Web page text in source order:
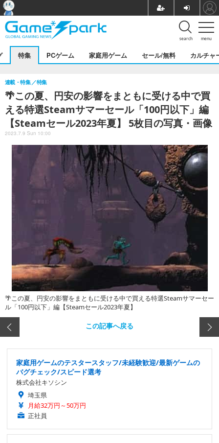
menu
search
特集 PCゲーム 家庭用ゲーム セール/無料 カルチャ
🌴この夏、円安の影響をまともに受ける中で買
える特選Steamサマーセール「100円以下」編
【Steamセール2023年夏】 5枚目の写真・画像
連載・特集 特集
2023.7.9 Sun 10:00
🌴この夏、円安の影響をまともに受ける中で買える特選Steamサマーセー
ル「100円以下」編【Steamセール2023年夏】
この記事へ戻る
家庭用ゲームのテスタースタッフ/未経験歓迎/最新ゲームの
バグチェック/スピード選考
株式会社キソシン
埼玉県
月給32万円～50万円
正社員